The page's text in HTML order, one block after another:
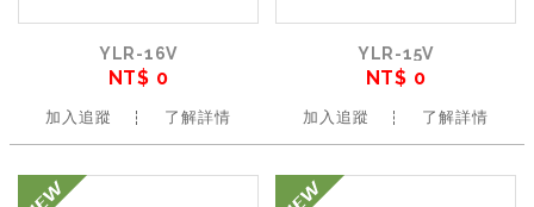
YLR-16V
NT$ 0
加入追蹤 了解詳情
YLR-15V
NT$ 0
加入追蹤 了解詳情